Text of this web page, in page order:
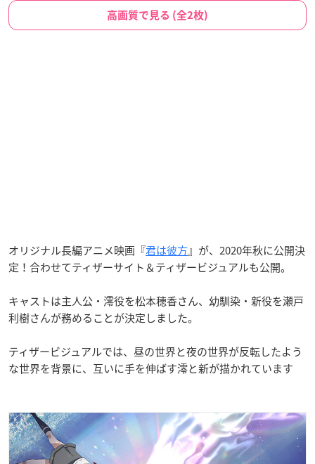
高画質で見る (全2枚)
オリジナル長編アニメ映画『君は彼方』が、2020年秋に公開決
定！合わせてティザーサイト＆ティザービジュアルも公開。
キャストは主人公・澪役を松本穂香さん、幼馴染・新役を瀬戸
利樹さんが務めることが決定しました。
ティザービジュアルでは、昼の世界と夜の世界が反転したよう
な世界を背景に、互いに手を伸ばす澪と新が描かれています